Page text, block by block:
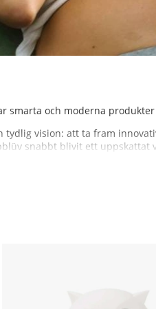
smarta och moderna
vision: att ta fram
snabbt blivit ett uppskattat